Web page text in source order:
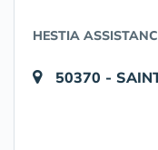
HESTIA
50370 -